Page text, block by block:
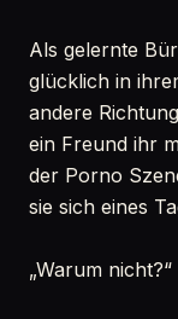
Als gelernte
glücklich in
andere
ein Freund ihr
der Porno
sie sich eines
„Warum nicht?“